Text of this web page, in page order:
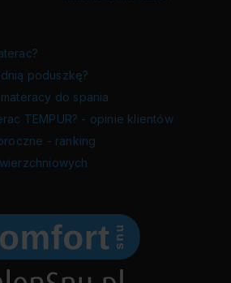
poduszkę?
do spania
TEMPUR? - opinie klientów
- ranking